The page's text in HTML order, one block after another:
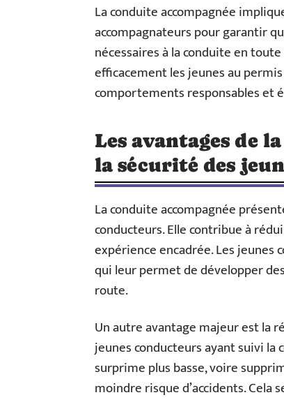
La conduite accompagnée
accompagnateurs pour garantir
nécessaires à la conduite en
efficacement les jeunes au
comportements responsables et
Les avantages de
la sécurité des
La conduite accompagnée
conducteurs. Elle contribue à
expérience encadrée. Les jeunes
qui leur permet de développer
route.
Un autre avantage majeur est la
jeunes conducteurs ayant suivi
surprime plus basse, voire
moindre risque d’accidents. Cela